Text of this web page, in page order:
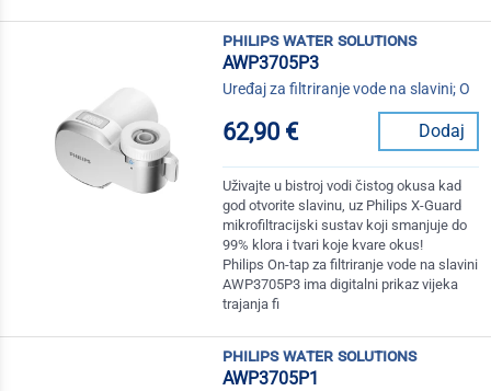
philips water solutions
AWP3705P3
Uređaj za filtriranje vode na slavini; O
62,90 € Dodaj
Uživajte u bistroj vodi čistog okusa kad
god otvorite slavinu, uz Philips X-Guard
mikrofiltracijski sustav koji smanjuje do
99% klora i tvari koje kvare okus!
Philips On-tap za filtriranje vode na slavini
AWP3705P3 ima digitalni prikaz vijeka
trajanja fi
philips water solutions
AWP3705P1